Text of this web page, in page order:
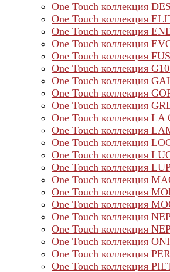
One Touch коллекция
One Touch коллекция
One Touch коллекция
One Touch коллекция
One Touch коллекция
One Touch коллекция
One Touch коллекция
One Touch коллекция
One Touch коллекция
One Touch коллекция LA
One Touch коллекция
One Touch коллекция
One Touch коллекция
One Touch коллекция
One Touch коллекция
One Touch коллекция
One Touch коллекция
One Touch коллекция
One Touch коллекция
One Touch коллекция
One Touch коллекция
One Touch коллекция